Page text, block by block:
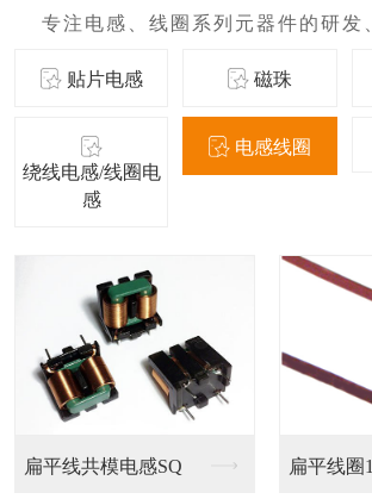
贴片电感 磁珠
绕线电感/线圈电
感
电感线圈
扁平线共模电感SQ 扁平线圈1